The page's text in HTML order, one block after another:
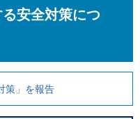
安全対策につ
策」を報告